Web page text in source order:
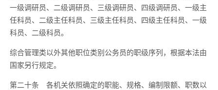
一级调研员、二级调研员、三级调研员、四级调研员、一级主
任科员、二级主任科员、三级主任科员、四级主任科员、一级
科员、二级科员。
综合管理类以外其他职位类别公务员的职级序列，根据本法由
国家另行规定。
第二十条
各机关依照确定的职能、规格、编制限额、职数以